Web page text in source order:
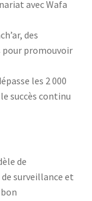
avec Wafa
des
pour promouvoir
les 2 000
succès continu
de
surveillance et